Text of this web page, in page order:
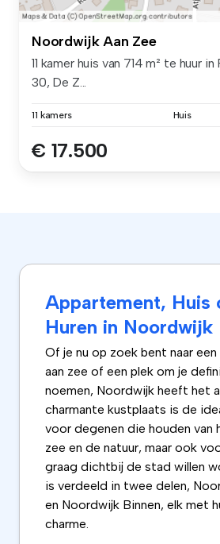
Noordwijk Aan Zee
11 kamer huis van 714 m² te huur
30, De Z...
11 kamers Huis
€ 17.500
Appartement, Huis
Huren in Noordwijk
Of je nu op zoek bent naar
aan zee of een plek om je
noemen, Noordwijk heeft het
charmante kustplaats is de
voor degenen die houden van
zee en de natuur, maar ook
graag dichtbij de stad willen
is verdeeld in twee delen,
en Noordwijk Binnen, elk met
charme.